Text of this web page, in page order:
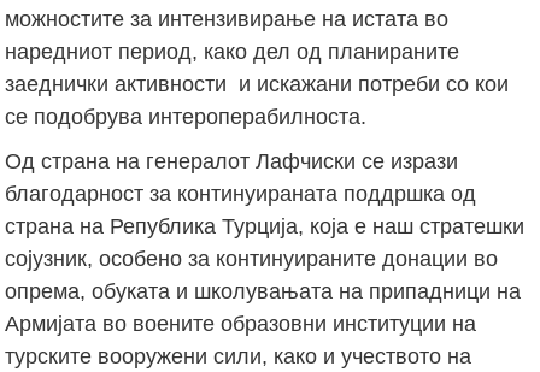
можностите за интензивирање на истата во
наредниот период, како дел од планираните
заеднички активности и искажани потреби со кои
се подобрува интероперабилноста.
Од страна на генералот Лафчиски се изрази
благодарност за континуираната поддршка од
страна на Република Турција, која е наш стратешки
сојузник, особено за континуираните донации во
опрема, обуката и школувањата на припадници на
Армијата во воените образовни институции на
турските вооружени сили, како и учеството на